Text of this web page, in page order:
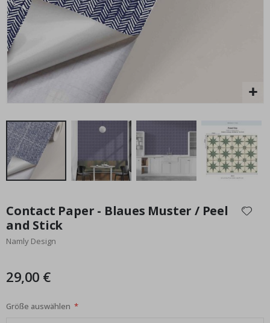
Fliesenaufkleber - Vintage Blau
Special
Price
20,00 €
der
Bildgalerie
springen
Contact Paper - Blaues Muster / Peel
and Stick
Namly Design
29,00 €
Größe auswählen